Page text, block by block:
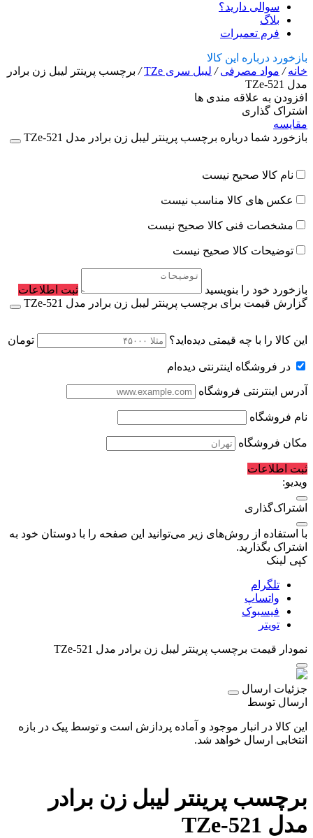
سوالی دارید؟
بلاگ
فرم تعمیرات
بازخورد درباره این کالا
خانه/ مواد مصرفی/ لیبل سری TZe / برچسب پرینتر لیبل زن برادر
مدل TZe-521
افزودن به علاقه مندی ها
اشتراک گذاری
مقایسه
بازخورد شما درباره برچسب پرینتر لیبل زن برادر مدل TZe-521
نام کالا صحیح نیست
عکس های کالا مناسب نیست
مشخصات فنی کالا صحیح نیست
توضیحات کالا صحیح نیست
بازخورد خود را بنویسید
ثبت اطلاعات
گزارش قیمت برای برچسب پرینتر لیبل زن برادر مدل TZe-521
این کالا را با چه قیمتی دیده‌اید؟ تومان
در فروشگاه اینترنتی دیده‌ام
آدرس اینترنتی فروشگاه
نام فروشگاه
مکان فروشگاه
ثبت اطلاعات
ویدیو:
اشتراک‌گذاری
با استفاده از روش‌های زیر می‌توانید این صفحه را با دوستان خود به
اشتراک بگذارید.
کپی لینک
تلگرام
واتساپ
فیسبوک
تویتر
نمودار قیمت برچسب پرینتر لیبل زن برادر مدل TZe-521
جزئیات ارسال
ارسال توسط
این کالا در انبار موجود و آماده پردازش است و توسط پیک در بازه
انتخابی ارسال خواهد شد.
برچسب پرینتر لیبل زن برادر
مدل TZe-521